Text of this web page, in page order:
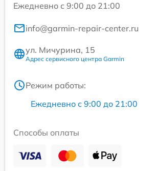
Ежедневно с 9:00 до 21:00
info@garmin-repair-center.ru
ул. Мичурина, 15
Адрес сервисного центра Garmin
Режим работы:
Ежедневно с 9:00 до 21:00
Способы оплаты